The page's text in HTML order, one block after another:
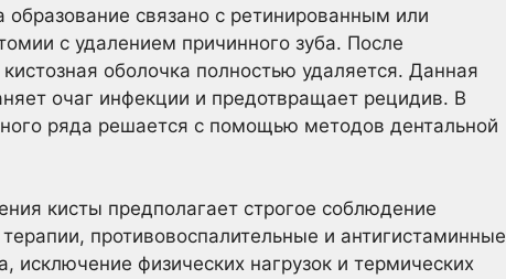
связано с ретинированным или
с удалением причинного зуба. После
оболочка полностью удаляется. Данная
очаг инфекции и предотвращает рецидив. В
ряда решается с помощью методов дентальной
кисты предполагает строгое соблюдение
противовоспалительные и антигистаминные
физических нагрузок и термических